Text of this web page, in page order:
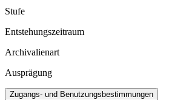
Stufe
Entstehungszeitraum
Archivalienart
Ausprägung
Zugangs- und Benutzungsbestimmungen